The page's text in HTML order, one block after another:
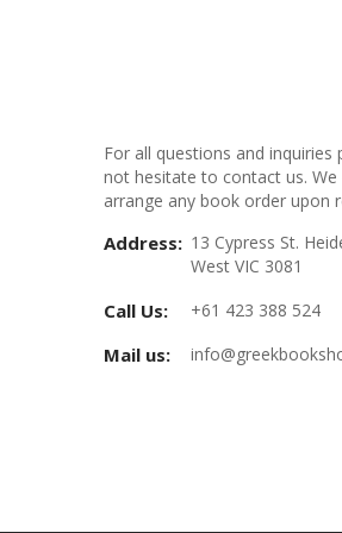
For all questions and inquiries
not hesitate to contact us. We
arrange any book order upon
Address: 13 Cypress St.
West VIC 3081
Call Us: +61 423 388 524
Mail us: